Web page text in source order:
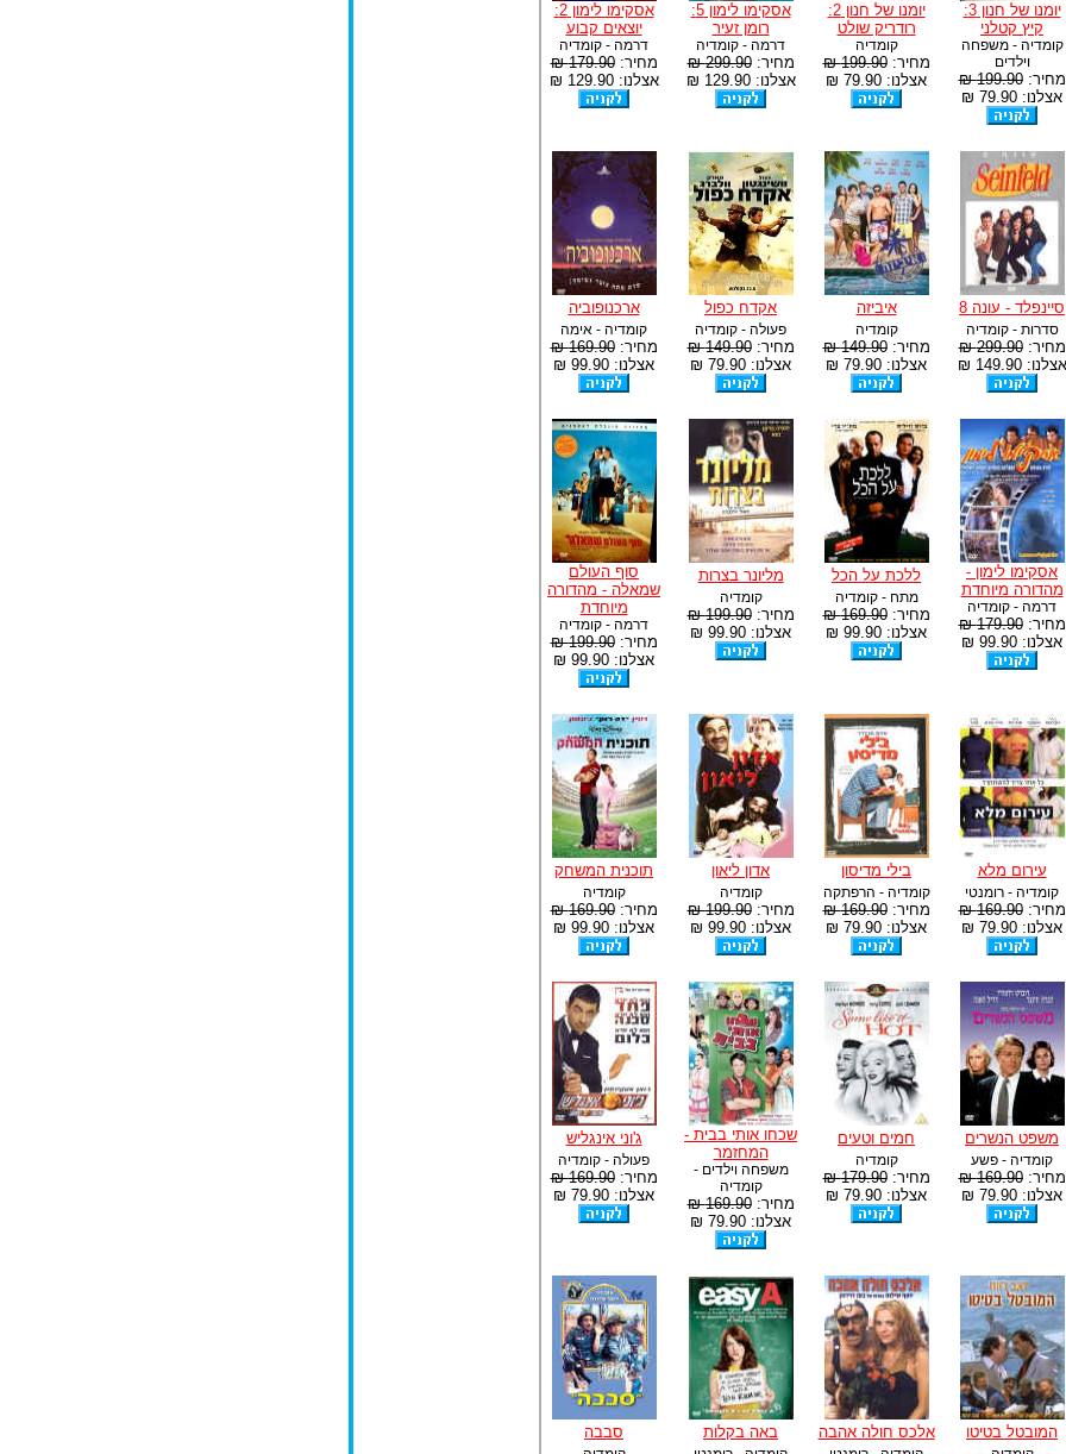
יומנו של חנון 3:
קיץ קטלני
קומדיה - משפחה
וילדים
מחיר:199.90 ₪
אצלנו: 79.90 ₪
יומנו של חנון 2:
רודריק שולט
קומדיה
מחיר:199.90 ₪
אצלנו: 79.90 ₪
אסקימו לימון 5:
רומן זעיר
דרמה - קומדיה
מחיר:299.90 ₪
אצלנו: 129.90 ₪
אסקימו לימון 2:
יוצאים קבוע
דרמה - קומדיה
מחיר:179.90 ₪
אצלנו: 129.90 ₪
סיינפלד - עונה 8
סדרות - קומדיה
מחיר:299.90 ₪
אצלנו: 149.90 ₪
איביזה
קומדיה
מחיר:149.90 ₪
אצלנו: 79.90 ₪
אקדח כפול
פעולה - קומדיה
מחיר:149.90 ₪
אצלנו: 79.90 ₪
ארכנופוביה
קומדיה - אימה
מחיר:169.90 ₪
אצלנו: 99.90 ₪
אסקימו לימון -
מהדורה מיוחדת
דרמה - קומדיה
מחיר:179.90 ₪
אצלנו: 99.90 ₪
ללכת על הכל
מתח - קומדיה
מחיר:169.90 ₪
אצלנו: 99.90 ₪
מליונר בצרות
קומדיה
מחיר:199.90 ₪
אצלנו: 99.90 ₪
סוף העולם
שמאלה - מהדורה
מיוחדת
דרמה - קומדיה
מחיר:199.90 ₪
אצלנו: 99.90 ₪
עירום מלא
קומדיה - רומנטי
מחיר:169.90 ₪
אצלנו: 79.90 ₪
בילי מדיסון
קומדיה - הרפתקה
מחיר:169.90 ₪
אצלנו: 79.90 ₪
אדון ליאון
קומדיה
מחיר:199.90 ₪
אצלנו: 99.90 ₪
תוכנית המשחק
קומדיה
מחיר:169.90 ₪
אצלנו: 99.90 ₪
משפט הנשרים
קומדיה - פשע
מחיר:169.90 ₪
אצלנו: 79.90 ₪
חמים וטעים
קומדיה
מחיר:179.90 ₪
אצלנו: 79.90 ₪
שכחו אותי בבית -
המחזמר
משפחה וילדים -
קומדיה
מחיר:169.90 ₪
אצלנו: 79.90 ₪
ג'וני אינגליש
פעולה - קומדיה
מחיר:169.90 ₪
אצלנו: 79.90 ₪
המובטל בטיטו אלכס חולה אהבה באה בקלות סבבה